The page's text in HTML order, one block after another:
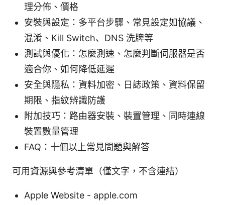
理分佈、價格
安裝與設定：多平台步驟、常見設定如協議、
混淆、Kill Switch、DNS 洗牌等
測試與優化：怎麼測速、怎麼判斷伺服器是否
適合你、如何降低延遲
安全與隱私：資料加密、日誌政策、資料保留
期限、指紋辨識防護
附加技巧：路由器安裝、裝置管理、同時連線
裝置數量管理
FAQ：十個以上常見問題與解答
可用資源與參考清單（僅文字，不含連結）
Apple Website - apple.com